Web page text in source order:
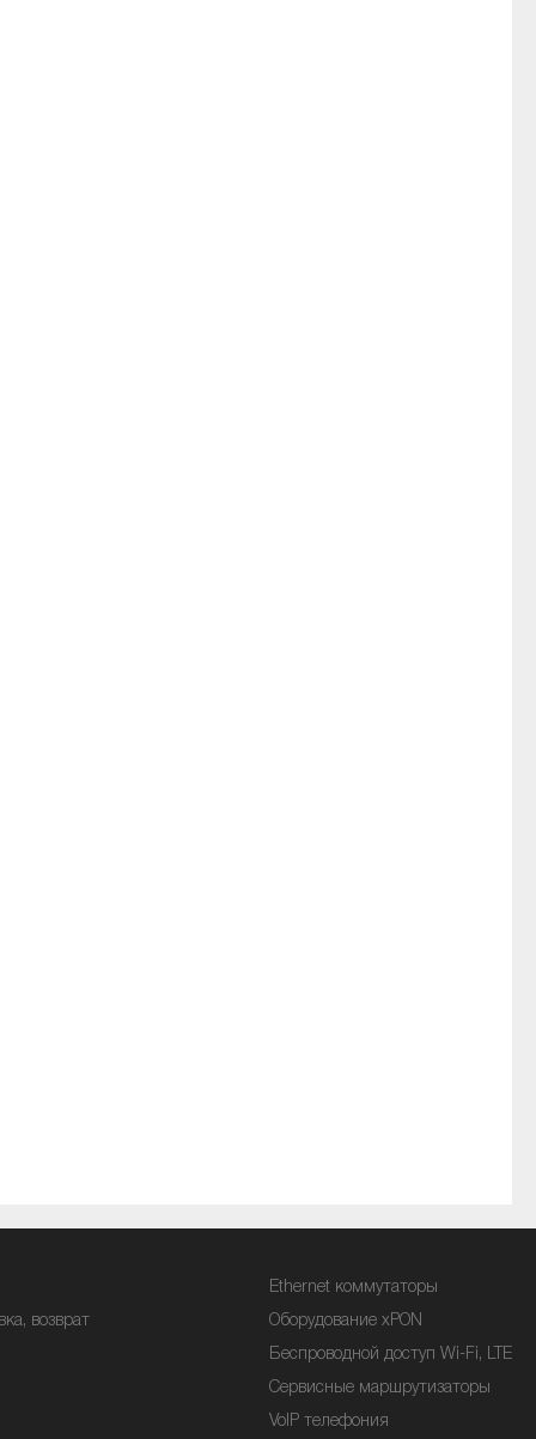
возврат
Ethernet коммутаторы
Оборудование xPON
Беспроводной доступ Wi-Fi, LTE
Сервисные маршрутизаторы
VoIP телефония